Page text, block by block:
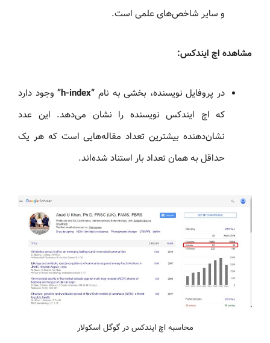
و سایر شاخص‌های علمی است.
مشاهده اچ ایندکس:
در پروفایل نویسنده، بخشی به نام “h-index”
وجود دارد
که اچ ایندکس نویسنده را نشان می‌دهد. این عدد
نشان‌دهنده بیشترین تعداد مقاله‌هایی است که هر یک
حداقل به همان تعداد بار استناد شده‌اند.
محاسبه اچ ایندکس در گوگل اسکولار